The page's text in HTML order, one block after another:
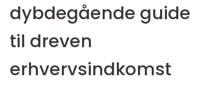
dybdegående guide
til dreven
erhvervsindkomst